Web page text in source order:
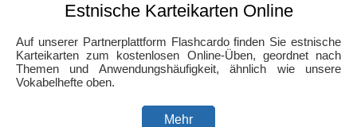
Estnische Karteikarten Online
Auf unserer Partnerplattform Flashcardo finden Sie estnische
Karteikarten zum kostenlosen Online-Üben, geordnet nach
Themen und Anwendungshäufigkeit, ähnlich wie unsere
Vokabelhefte oben.
Mehr